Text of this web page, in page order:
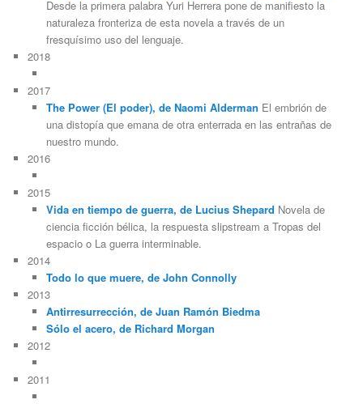
Desde la primera palabra Yuri Herrera pone de manifiesto la
naturaleza fronteriza de esta novela a través de un
fresquísimo uso del lenguaje.
2018
2017
The Power (El poder), de Naomi Alderman El embrión de
una distopía que emana de otra enterrada en las entrañas de
nuestro mundo.
2016
2015
Vida en tiempo de guerra, de Lucius Shepard Novela de
ciencia ficción bélica, la respuesta slipstream a Tropas del
espacio o La guerra interminable.
2014
Todo lo que muere, de John Connolly
2013
Antirresurrección, de Juan Ramón Biedma
Sólo el acero, de Richard Morgan
2012
2011